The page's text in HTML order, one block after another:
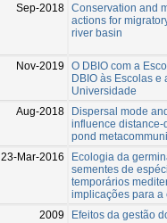
Sep-2018 Conservation and
actions for
river basin
Nov-2019
O DBIO com a
DBIO às Escolas e
Universidade
Aug-2018
Dispersal mode
influence distance-
pond
23-Mar-2016
Ecologia da
sementes de
temporários
implicações para a
2009
Efeitos da gestão